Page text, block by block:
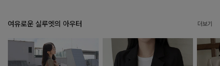
여유로운 실루엣의 아우터 더보기